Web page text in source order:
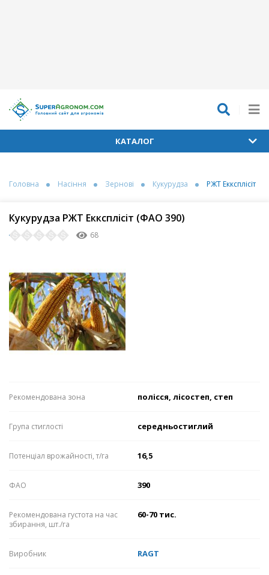
КАТАЛОГ
Головна Насіння Зернові Кукурудза РЖТ Екксплісіт
Кукурудза РЖТ Екксплісіт (ФАО 390)
68
Рекомендована зона полісся, лісостеп, степ
Група стиглості середньостиглий
Потенціал врожайності, т/га 16,5
ФАО 390
Рекомендована густота на час
збирання, шт./га
60-70 тис.
Виробник RAGT